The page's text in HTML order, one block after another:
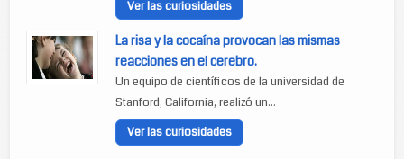
Ver las curiosidades
La risa y la cocaína provocan las mismas
reacciones en el cerebro.
Un equipo de científicos de la universidad de
Stanford, California, realizó un...
Ver las curiosidades